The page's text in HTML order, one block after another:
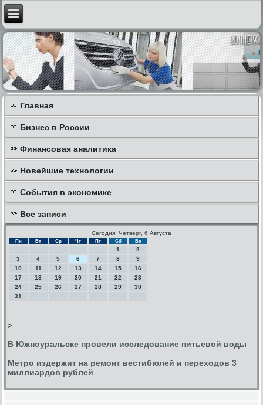
Главная
Бизнес в России
Финансовая аналитика
Новейшие технологии
События в экономике
Все записи
Сегодня: Четверг, 6 Августа
Пн Вт Ср Чт Пт Сб Вс
1
2
3
4 5 6 7 8
9
10
11 12 13 14 15
16
17
18 19 20 21 22
23
24
25 26 27 28 29
30
31
>
В Южноуральске провели исследование питьевой воды
Метро издержит на ремонт вестибюлей и переходов 3
миллиардов рублей